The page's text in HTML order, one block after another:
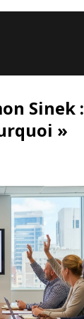
Sinek :
»